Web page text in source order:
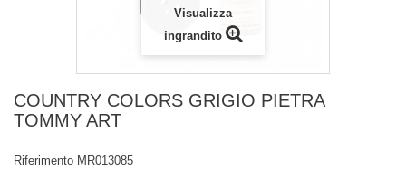
Visualizza
ingrandito
COUNTRY COLORS GRIGIO PIETRA
TOMMY ART
Riferimento MR013085